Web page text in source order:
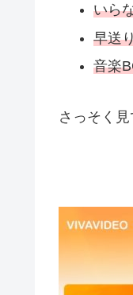
いら
早送
音楽
さっそく見